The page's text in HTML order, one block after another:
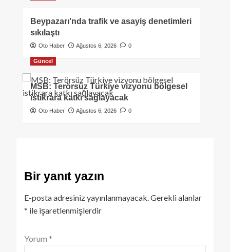
Beypazarı'nda trafik ve asayiş denetimleri
sıkılaştı
Oto Haber Ağustos 6, 2026 0
Güncel
MSB: Terörsüz Türkiye vizyonu bölgesel
istikrara katkı sağlayacak
Oto Haber Ağustos 6, 2026 0
Bir yanıt yazın
E-posta adresiniz yayınlanmayacak.Gerekli alanlar
* ile işaretlenmişlerdir
Yorum *